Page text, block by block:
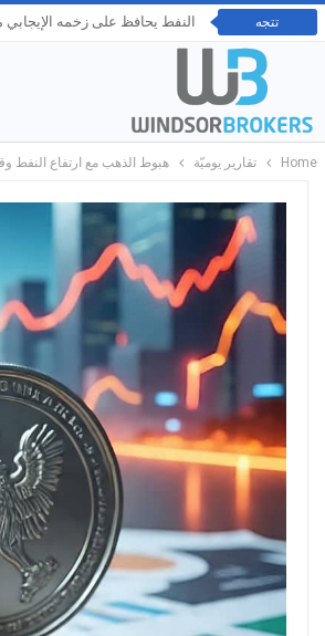
تتجه النفط يحافظ على زخمه
Home تقارير يوميّة هبوط الذهب مع ارتفاع النفط